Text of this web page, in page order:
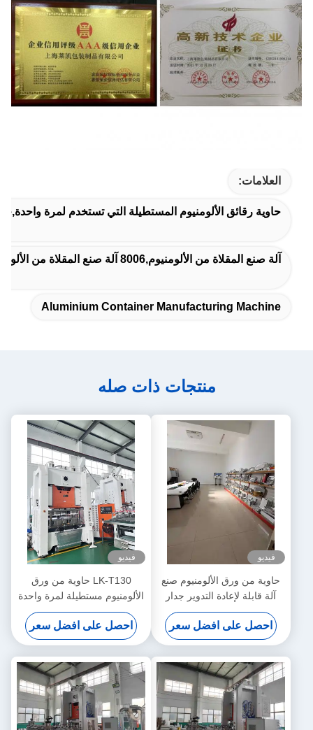
العلامات:
حاوية رقائق الألومنيوم المستطيلة التي تستخدم لمرة
آلة صنع المقلاة من الألومنيوم,8006 آلة صنع المقلاة من الألومنيوم
Aluminium Container Manufacturing Machine
منتجات ذات صله
فيديو
حاوية من ورق الألومنيوم صنع
آلة قابلة لإعادة التدوير جدار
سلس مستطيل للخبز
احصل على افضل سعر
فيديو
LK-T130 حاوية من ورق
الألومنيوم مستطيلة لمرة واحدة
صديقة للبيئة
احصل على افضل سعر